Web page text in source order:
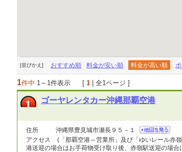
[並びかえ] おすすめ順 料金が安い順 料金が高い順
1件中 1～1件表示 [ 1 | 全1ページ ]
ゴーヤレンタカー沖縄那覇空港
住所
沖縄県豊見城市瀬長９５－１
アクセス
(「那覇空港⇔営業所」及び「ゆいレール赤
港送迎の場合はお手荷物受け取り後、赤嶺駅送迎の場